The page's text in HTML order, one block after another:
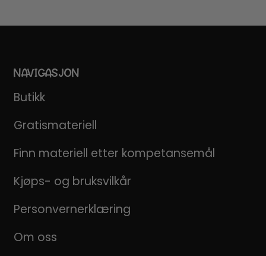
NAVIGASJON
Butikk
Gratismateriell
Finn materiell etter kompetansemål
Kjøps- og bruksvilkår
Personvernerklæring
Om oss